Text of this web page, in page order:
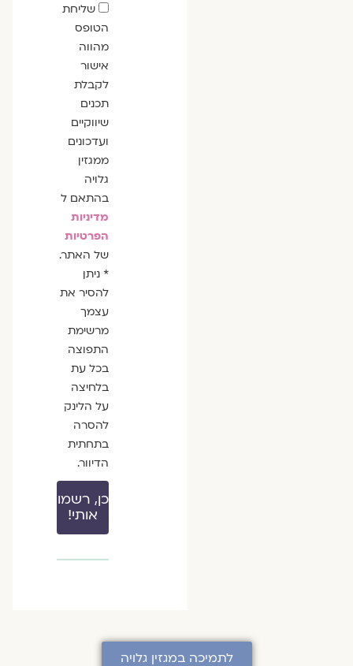
שדה
הסכמה
שליחת
הטופס
מהווה
אישור
לקבלת
תכנים
שיווקיים
ועדכונים
ממגזין
גלויה
בהתאם ל
מדיניות
הפרטיות
של האתר.
* ניתן
להסיר את
עצמך
מרשימת
התפוצה
בכל עת
בלחיצה
על הלינק
להסרה
בתחתית
הדיוור.
כן, רשמו
אותי!
לתמיכה במגזין גלויה